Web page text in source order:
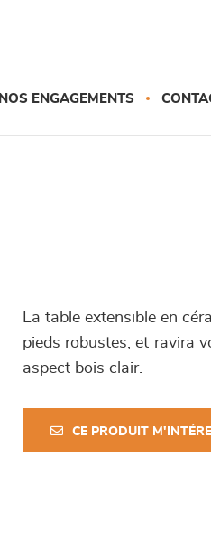
NOS ENGAGEMENTS
La table extensible en
pieds robustes, et ravira
aspect bois clair.
CE PRODUIT